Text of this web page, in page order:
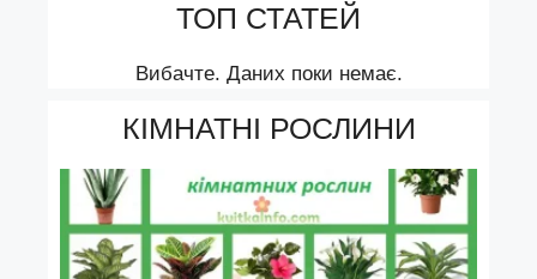
ТОП СТАТЕЙ
Вибачте. Даних поки немає.
КІМНАТНІ РОСЛИНИ